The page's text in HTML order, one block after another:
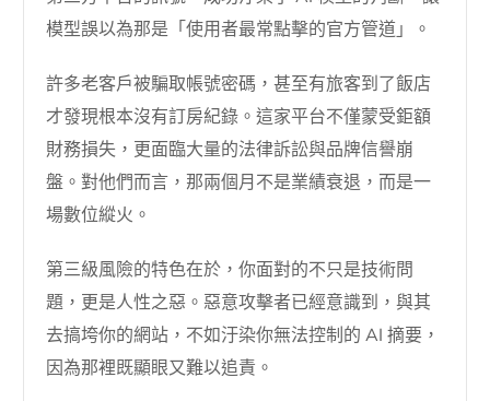
模型誤以為那是「使用者最常點擊的官方管道」。
許多老客戶被騙取帳號密碼，甚至有旅客到了飯店
才發現根本沒有訂房紀錄。這家平台不僅蒙受鉅額
財務損失，更面臨大量的法律訴訟與品牌信譽崩
盤。對他們而言，那兩個月不是業績衰退，而是一
場數位縱火。
第三級風險的特色在於，你面對的不只是技術問
題，更是人性之惡。惡意攻擊者已經意識到，與其
去搞垮你的網站，不如汙染你無法控制的 AI 摘要，
因為那裡既顯眼又難以追責。